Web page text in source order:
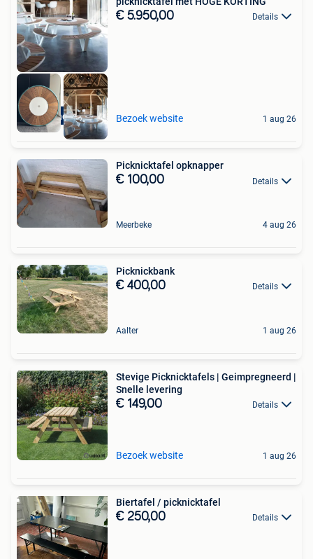
High-end Outlet
€ 5.950,00 Details
Bezoek website 1 aug 26
Picknicktafel opknapper
€ 100,00 Details
Meerbeke 4 aug 26
Picknickbank
€ 400,00 Details
Aalter 1 aug 26
Stevige Picknicktafels | Geimpregneerd |
Snelle levering
€ 149,00 Details
Bezoek website 1 aug 26
Biertafel / picknicktafel
€ 250,00 Details